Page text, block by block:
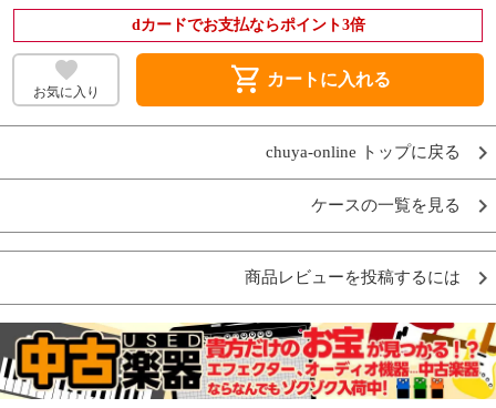
dカードでお支払ならポイント3倍
お気に入り shopping_cart カートに入れる
chuya-online トップに戻る
ケースの一覧を見る
商品レビューを投稿するには